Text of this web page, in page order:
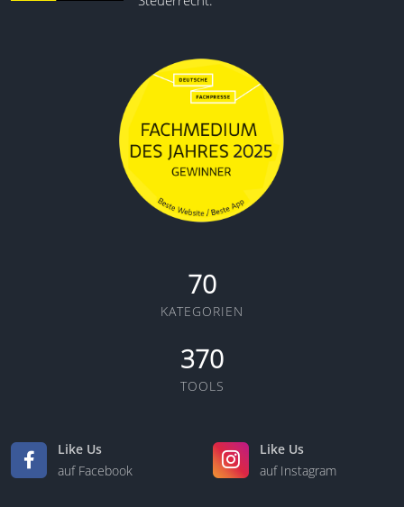
70
KATEGORIEN
370
TOOLS
Like Us
auf Facebook
Like Us
auf Instagram